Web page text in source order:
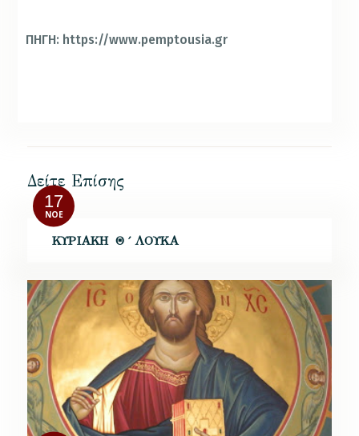
ΠΗΓΗ: https://www.pemptousia.gr
Δείτε Επίσης
17
ΝΟΈ
ΚΥΡΙΑΚΗ Θ ΄ ΛΟΥΚΑ